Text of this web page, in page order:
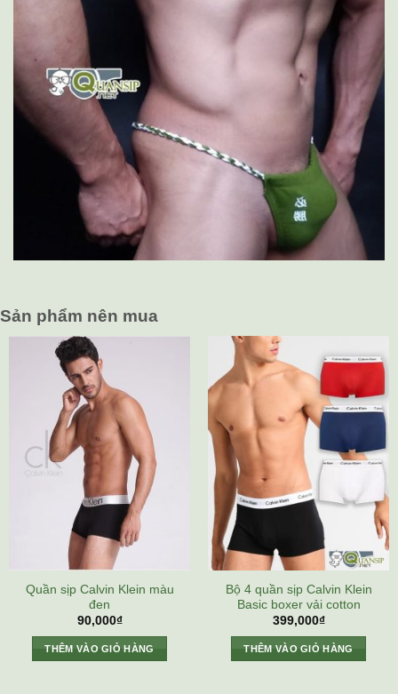
Sản phẩm nên mua
Quần sịp Calvin Klein màu
đen
90,000₫
THÊM VÀO GIỎ HÀNG
Bộ 4 quần sịp Calvin Klein
Basic boxer vải cotton
399,000₫
THÊM VÀO GIỎ HÀNG